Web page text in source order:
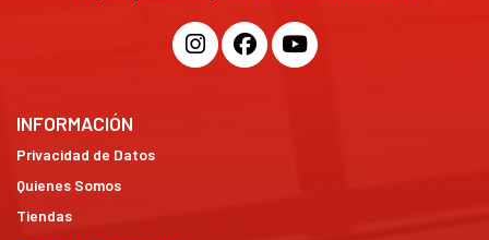
INFORMACIÓN
Privacidad de Datos
Quienes Somos
Tiendas